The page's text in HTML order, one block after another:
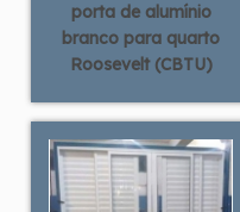
porta de alumínio
branco para quarto
Roosevelt (CBTU)